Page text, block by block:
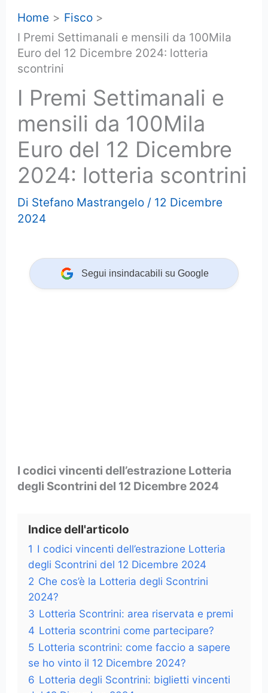
Home
Fisco
I Premi Settimanali e mensili da 100Mila
Euro del 12 Dicembre 2024: lotteria
scontrini
I Premi Settimanali e
mensili da 100Mila
Euro del 12 Dicembre
2024: lotteria scontrini
Di Stefano Mastrangelo / 12 Dicembre
2024
Segui insindacabili su Google
I codici vincenti dell’estrazione Lotteria
degli Scontrini del 12 Dicembre 2024
Indice dell'articolo
1 I codici vincenti dell’estrazione Lotteria
degli Scontrini del 12 Dicembre 2024
2 Che cos’è la Lotteria degli Scontrini
2024?
3 Lotteria Scontrini: area riservata e premi
4 Lotteria scontrini come partecipare?
5 Lotteria scontrini: come faccio a sapere
se ho vinto il 12 Dicembre 2024?
6 Lotteria degli Scontrini: biglietti vincenti